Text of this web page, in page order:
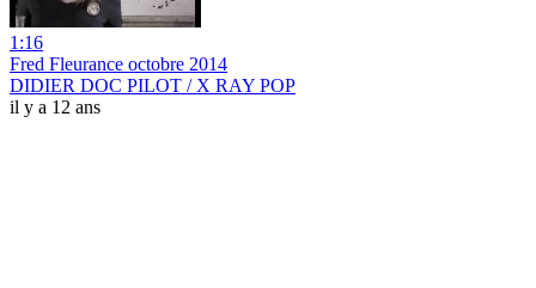
1:16
Fred Fleurance octobre 2014
DIDIER DOC PILOT / X RAY POP
il y a 12 ans